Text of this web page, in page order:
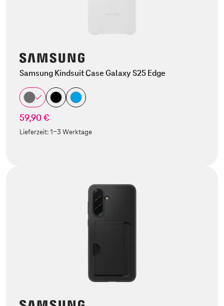
Samsung Kindsuit Case Galaxy S25 Edge
59,90 €
Lieferzeit:1-3 Werktage